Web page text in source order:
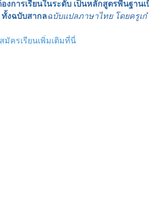
งการเรียนในระดับ เป็นหลักสูตรพื้นฐาน
ทั้งฉบับสากลฉบับแปลภาษาไทย โดยครูเ
มัครเรียนเพิ่มเติมที่นี่